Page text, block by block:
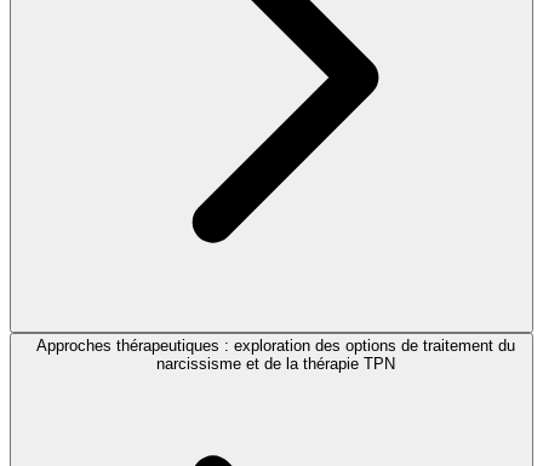
Approches thérapeutiques : exploration des options de traitement du
narcissisme et de la thérapie TPN